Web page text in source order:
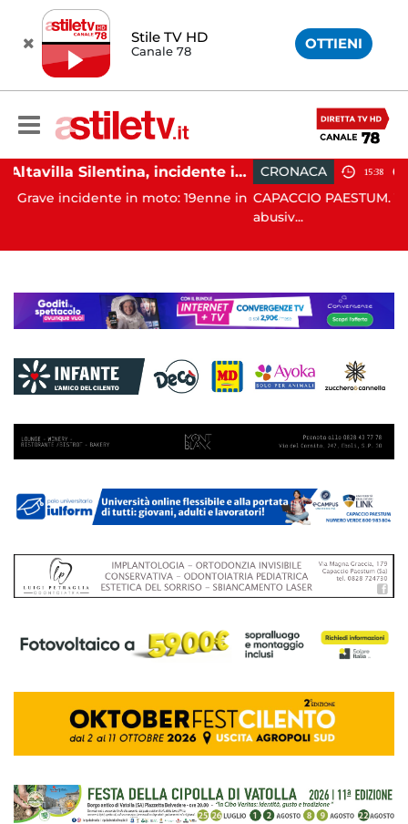
Stile TV HD
Canale 78 OTTIENI
Altavilla Silentina, incidente in moto nella notte: 19enne in prognosi riservata
moto: 19enne in
CRONACA 15:38
CAPACCIO PAESTUM. Tolleranza zero